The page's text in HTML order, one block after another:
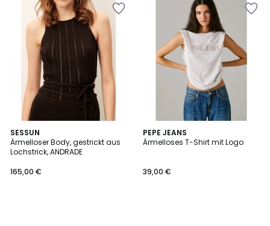
SESSUN
Ärmelloser Body, gestrickt aus
Lochstrick, ANDRADE
165,00 €
PEPE JEANS
Ärmelloses T-Shirt mit Logo
39,00 €